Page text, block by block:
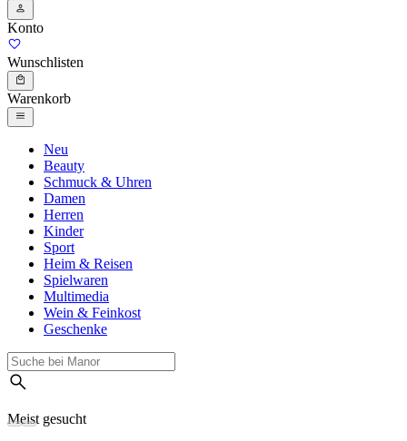
Konto
Wunschlisten
Warenkorb
Neu
Beauty
Schmuck & Uhren
Damen
Herren
Kinder
Sport
Heim & Reisen
Spielwaren
Multimedia
Wein & Feinkost
Geschenke
Meist gesucht